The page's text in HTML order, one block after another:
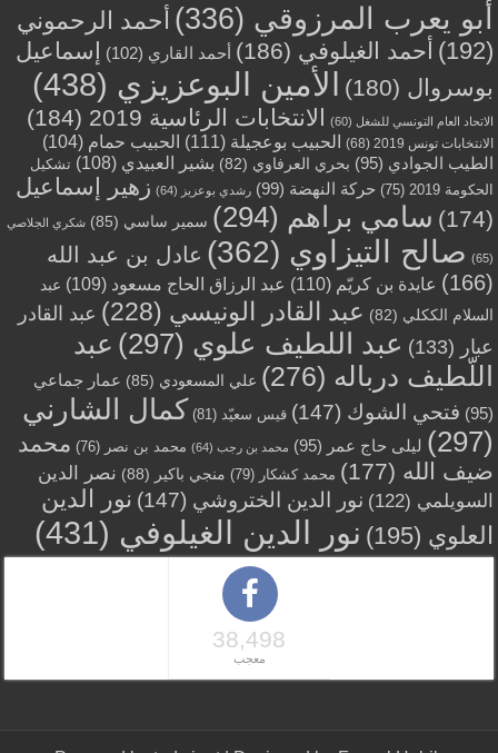
أبو يعرب المرزوقي (336)
أحمد الرحموني
(192)
أحمد الغيلوفي (186) أحمد القاري (102)
إسماعيل
بوسروال (180) الأمين البوعزيزي (438)
الاتحاد العام التونسي للشغل (60) الانتخابات الرئاسية 2019 (184)
الانتخابات تونس 2019 (68) الحبيب بوعجيلة (111) الحبيب حمام (104)
الطيب الجوادي (95) بحري العرفاوي (82) بشير العبيدي (108)
تشكيل
الحكومة 2019
(75) حركة النهضة (99) رشدي بوعزيز (64)
زهير إسماعيل
(174)
سامي براهم (294) سمير ساسي (85) شكري الجلاصي
(65) صالح التيزاوي (362)
عادل بن عبد الله
(166)
عايدة بن كريّم (110) عبد الرزاق الحاج مسعود (109)
عبد
السلام الككلي (82) عبد القادر الونيسي (228)
عبد القادر
عبار (133) عبد اللطيف علوي (297)
عبد
اللّطيف درباله (276) علي المسعودي (85)
عمار جماعي
(95)
فتحي الشوك (147) قيس سعيّد (81)
كمال الشارني
(297)
ليلى حاج عمر (95) محمد بن رجب (64) محمد بن نصر (76)
محمد
ضيف الله (177) محمد كشكار (79) منجي باكير (88)
نصر الدين
السويلمي (122) نور الدين الختروشي (147)
نور الدين
العلوي (195) نور الدين الغيلوفي (431)
38,498
معجب